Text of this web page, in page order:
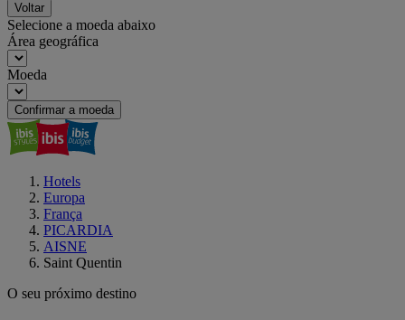
Voltar
Selecione a moeda abaixo
Área geográfica
Moeda
Confirmar a moeda
Hotels
Europa
França
PICARDIA
AISNE
Saint Quentin
O seu próximo destino